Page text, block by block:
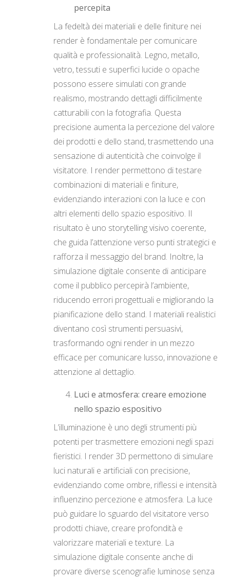
percepita
La fedeltà dei materiali e delle finiture nei
render è fondamentale per comunicare
qualità e professionalità. Legno, metallo,
vetro, tessuti e superfici lucide o opache
possono essere simulati con grande
realismo, mostrando dettagli difficilmente
catturabili con la fotografia. Questa
precisione aumenta la percezione del valore
dei prodotti e dello stand, trasmettendo una
sensazione di autenticità che coinvolge il
visitatore. I render permettono di testare
combinazioni di materiali e finiture,
evidenziando interazioni con la luce e con
altri elementi dello spazio espositivo. Il
risultato è uno storytelling visivo coerente,
che guida l’attenzione verso punti strategici e
rafforza il messaggio del brand. Inoltre, la
simulazione digitale consente di anticipare
come il pubblico percepirà l’ambiente,
riducendo errori progettuali e migliorando la
pianificazione dello stand. I materiali realistici
diventano così strumenti persuasivi,
trasformando ogni render in un mezzo
efficace per comunicare lusso, innovazione e
attenzione al dettaglio.
Luci e atmosfera: creare emozione
nello spazio espositivo
L’illuminazione è uno degli strumenti più
potenti per trasmettere emozioni negli spazi
fieristici. I render 3D permettono di simulare
luci naturali e artificiali con precisione,
evidenziando come ombre, riflessi e intensità
influenzino percezione e atmosfera. La luce
può guidare lo sguardo del visitatore verso
prodotti chiave, creare profondità e
valorizzare materiali e texture. La
simulazione digitale consente anche di
provare diverse scenografie luminose senza